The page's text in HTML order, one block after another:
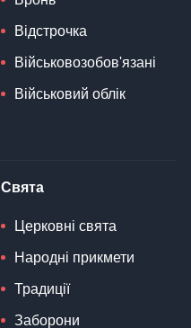
Відстрочка
Військовозобов'язані
Військовий облік
Свята
Церковні свята
Народні прикмети
Традиції
Заборони